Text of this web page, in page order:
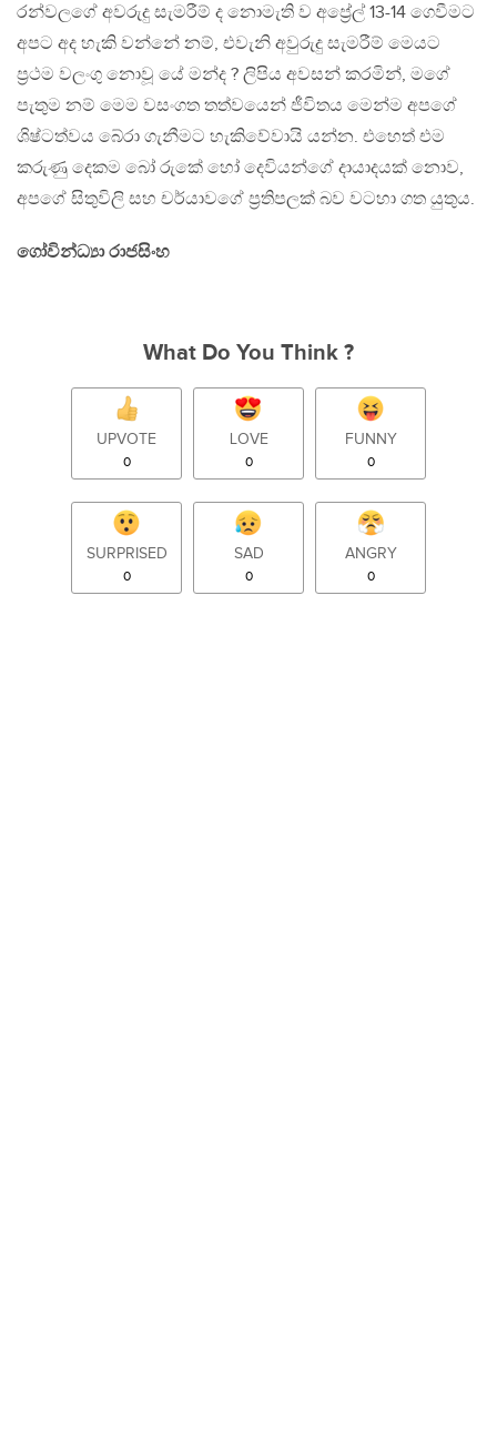
රන්වලගේ අවරුදු සැමරීම් ද නොමැති ව අප්‍රේල් 13-14 ගෙවීමට
අපට අද හැකි වන්නේ නම්, එවැනි අවුරුදු සැමරීම් මෙයට
ප්‍රථම වලංගු නොවූ යේ මන්ද ? ලිපිය අවසන් කරමින්, මගේ
පැතුම නම් මෙම වසංගත තත්වයෙන් ජීවිතය මෙන්ම අපගේ
ශිෂ්ටත්වය බේරා ගැනීමට හැකිවේවායි යන්න. එහෙත් එම
කරුණු දෙකම බෝ රුකේ හෝ දෙවියන්ගේ දායාදයක් නොව,
අපගේ සිතුවිලි සහ චර්යාවගේ ප්‍රතිපලක් බව වටහා ගත යුතුය.
ගෝවින්ධ්‍යා රාජසිංහ
What Do You Think ?
UPVOTE
0
LOVE
0
FUNNY
0
SURPRISED
0
SAD
0
ANGRY
0